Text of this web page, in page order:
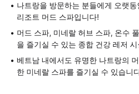
나트랑을 방문하는 분들에게 오랫
리조트 머드 스파입니다!
머드 스파, 미네랄 허브 스파, 온수
을 즐기실 수 있는 종합 건강 레저
베트남 내에서도 유명한 나트랑의
한 미네랄 스파를 즐기실 수 있습니